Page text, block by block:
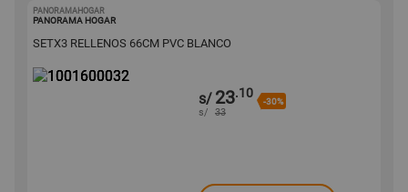
PANORAMAHOGAR
PANORAMA HOGAR
SETX3 RELLENOS 66CM PVC BLANCO
s/ 23.10
-30%
s/ 33